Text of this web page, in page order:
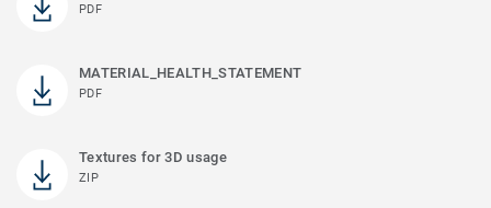
PDF
MATERIAL_HEALTH_STATEMENT
PDF
Textures for 3D usage
ZIP